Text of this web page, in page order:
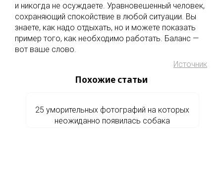
и никогда не осуждаете. Уравновешенный человек,
сохраняющий спокойствие в любой ситуации. Вы
знаете, как надо отдыхать, но и можете показать
пример того, как необходимо работать. Баланс —
вот ваше слово.
Источник
Похожие статьи
25 уморительных фотографий на которых
неожиданно появилась собака